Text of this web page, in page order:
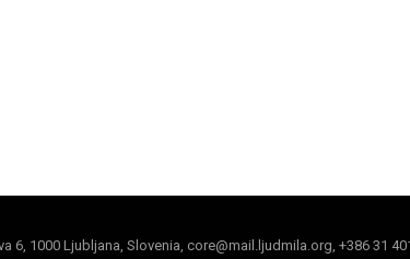
6, 1000 Ljubljana, Slovenia, core@mail.ljudmila.org, +386 31